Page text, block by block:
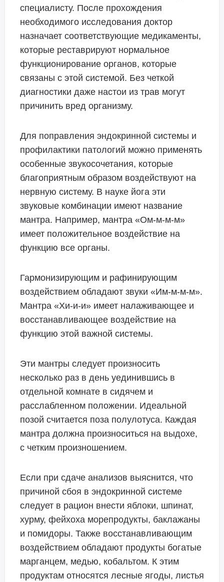
специалисту. После прохождения
необходимого исследования доктор
назначает соответствующие медикаменты,
которые реставрируют нормальное
функционирование органов, которые
связаны с этой системой. Без четкой
диагностики даже настои из трав могут
причинить вред организму.
Для поправления эндокринной системы и
профилактики патологий можно применять
особенные звукосочетания, которые
благоприятным образом воздействуют на
нервную систему. В науке йога эти
звуковые комбинации имеют название
мантра. Например, мантра «Ом-м-м-м»
имеет положительное воздействие на
функцию все органы.
Гармонизирующим и рафинирующим
воздействием обладают звуки «Им-м-м-м».
Мантра «Хи-и-и» имеет налаживающее и
восстанавливающее воздействие на
функцию этой важной системы.
Эти мантры следует произносить
несколько раз в день уединившись в
отдельной комнате в сидячем и
расслабленном положении. Идеальной
позой считается поза полулотуса. Каждая
мантра должна произноситься на выдохе,
с четким произношением.
Если при сдаче анализов выяснится, что
причиной сбоя в эндокринной системе
следует в рацион внести яблоки, шпинат,
хурму, фейхоха морепродукты, баклажаны
и помидоры. Также восстанавливающим
воздействием обладают продукты богатые
марганцем, медью, кобальтом. К этим
продуктам относятся лесные ягоды, листья